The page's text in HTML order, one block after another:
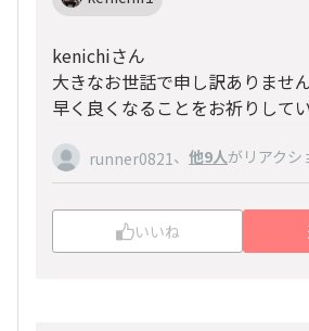
kenichiさん
大きなお世話で申し訳ありませ
早く良くなることをお祈りしてい
runner0821 、 他9人がリアクシ
いいね